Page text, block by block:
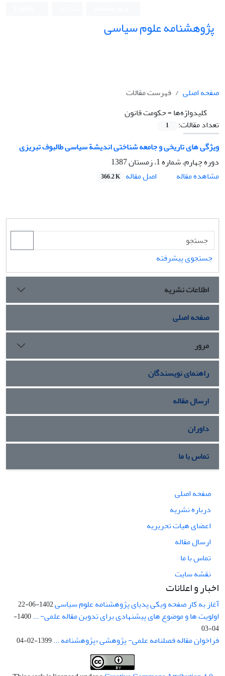
پژوهشنامه علوم سیاسی
صفحه اصلی
فهرست مقالات
کلیدواژه‌ها =حکومت قانون
تعداد مقالات:
1
ویژگی های تاریخی و جامعه شناختی اندیشة سیاسی طالبوف تبریزی
دوره چهارم، شماره 1، زمستان 1387
مشاهده مقاله
اصل مقاله 366.2 K
جستجوی پیشرفته
اطلاعات نشریه
صفحه اصلی
مرور
راهنمای نویسندگان
ارسال مقاله
داوران
تماس با ما
صفحه اصلی
درباره نشریه
اعضای هیات تحریریه
ارسال مقاله
تماس با ما
نقشه سایت
اخبار و اعلانات
آغاز به کار صفحه ویکی پدیای پژوهشنامه علوم سیاسی1402-06-22
اولویت ها و موضوع های پیشنهادی برای تدوین مقاله علمی- ...
1400-
04-03
فراخوان مقاله فصلنامه علمی- پژوهشی «پژوهشنامه ...1399-02-04